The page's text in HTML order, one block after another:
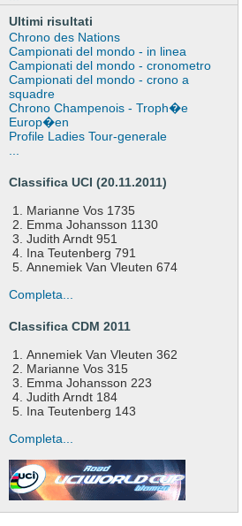
Ultimi risultati
Chrono des Nations
Campionati del mondo - in linea
Campionati del mondo - cronometro
Campionati del mondo - crono a
squadre
Chrono Champenois - Troph�e
Europ�en
Profile Ladies Tour-generale
Classifica UCI (20.11.2011)
Marianne Vos 1735
Emma Johansson 1130
Judith Arndt 951
Ina Teutenberg 791
Annemiek Van Vleuten 674
Completa...
Classifica CDM 2011
Annemiek Van Vleuten 362
Marianne Vos 315
Emma Johansson 223
Judith Arndt 184
Ina Teutenberg 143
Completa...